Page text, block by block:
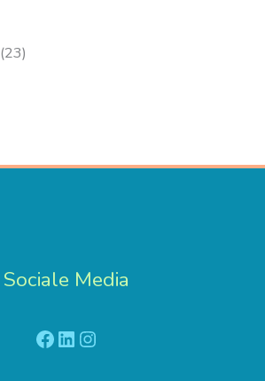
(23)
Sociale Media
Facebook
LinkedIn
Instagram